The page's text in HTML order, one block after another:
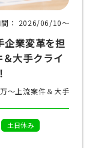
間： 2026/06/10〜
企業変革を担
大手クライ
～上流案件＆大手
土日休み